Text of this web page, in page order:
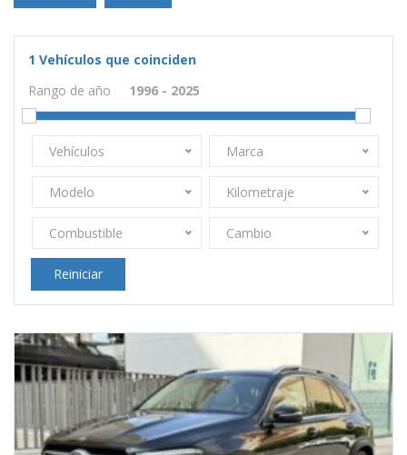
1 Vehículos que coinciden
Rango de año
Vehículos Marca
Modelo Kilometraje
Combustible Cambio
Reiniciar